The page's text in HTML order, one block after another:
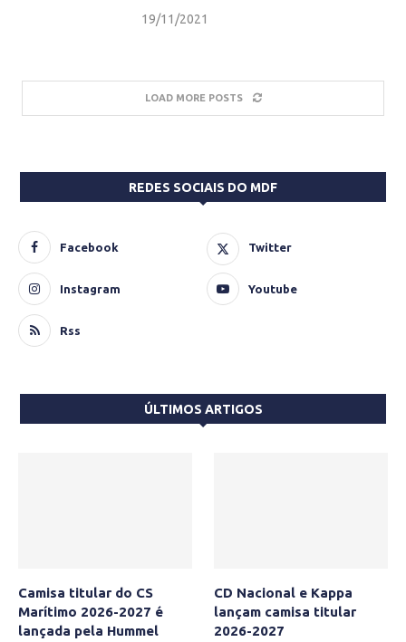
19/11/2021
LOAD MORE POSTS
REDES SOCIAIS DO MDF
Facebook Twitter
Instagram Youtube
Rss
ÚLTIMOS ARTIGOS
Camisa titular do CS
Marítimo 2026-2027 é
lançada pela Hummel
CD Nacional e Kappa
lançam camisa titular
2026-2027